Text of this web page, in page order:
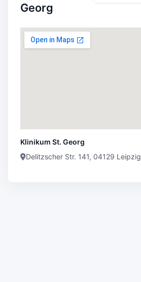
Georg
Klinikum St. Georg
Delitzscher Str. 141, 04129 Leipzig